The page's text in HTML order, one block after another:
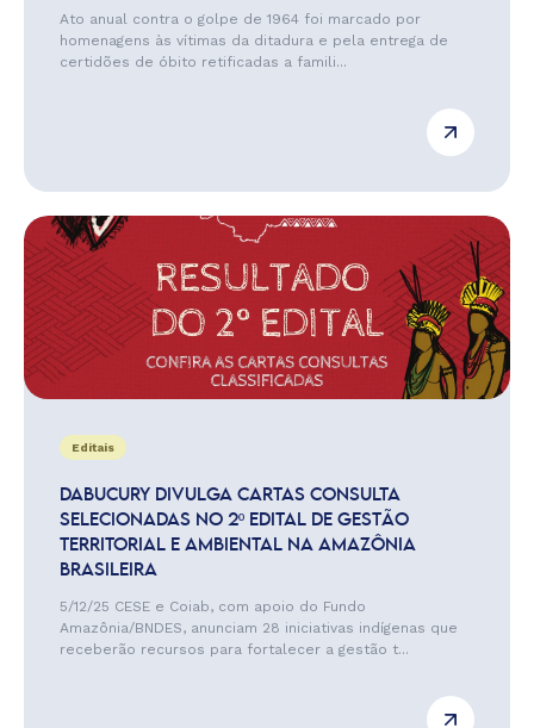
Ato anual contra o golpe de 1964 foi marcado por
homenagens às vítimas da ditadura e pela entrega de
certidões de óbito retificadas a famili...
Editais
DABUCURY DIVULGA CARTAS CONSULTA
SELECIONADAS NO 2º EDITAL DE GESTÃO
TERRITORIAL E AMBIENTAL NA AMAZÔNIA
BRASILEIRA
5/12/25 CESE e Coiab, com apoio do Fundo
Amazônia/BNDES, anunciam 28 iniciativas indígenas que
receberão recursos para fortalecer a gestão t...